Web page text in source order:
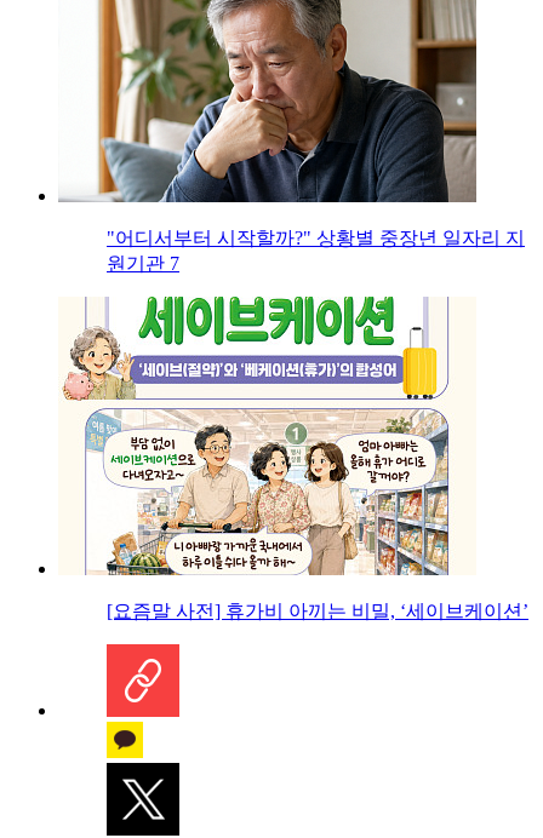
"어디서부터 시작할까?" 상황별 중장년 일자리 지
원기관 7
[요즘말 사전] 휴가비 아끼는 비밀, ‘세이브케이션’